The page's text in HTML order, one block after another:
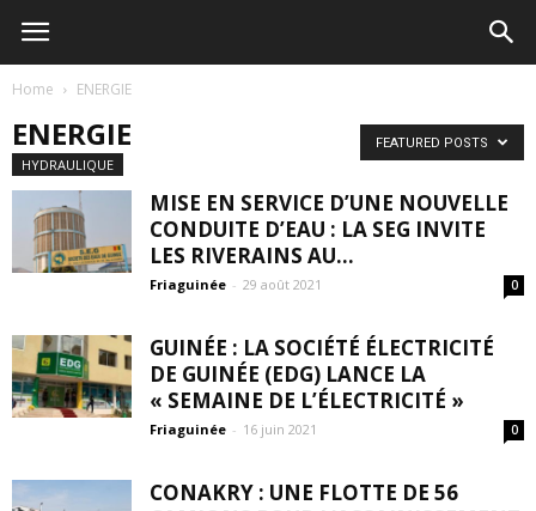
Home ENERGIE
ENERGIE
HYDRAULIQUE
FEATURED POSTS
MISE EN SERVICE D’UNE NOUVELLE
CONDUITE D’EAU : LA SEG INVITE
LES RIVERAINS AU...
Friaguinée - 29 août 2021 0
GUINÉE : LA SOCIÉTÉ ÉLECTRICITÉ
DE GUINÉE (EDG) LANCE LA
« SEMAINE DE L’ÉLECTRICITÉ »
Friaguinée - 16 juin 2021 0
CONAKRY : UNE FLOTTE DE 56